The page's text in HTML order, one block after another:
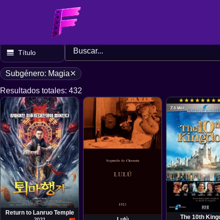
Título
Subgénero: Magia✕
Resultados totales: 432
Película
Return to Lanruo Temple
Cortometraje
★
★ ★
★ ★
★ ★
★ ★
★ ★
★ ★
★
Herbert Wise,
The 10th